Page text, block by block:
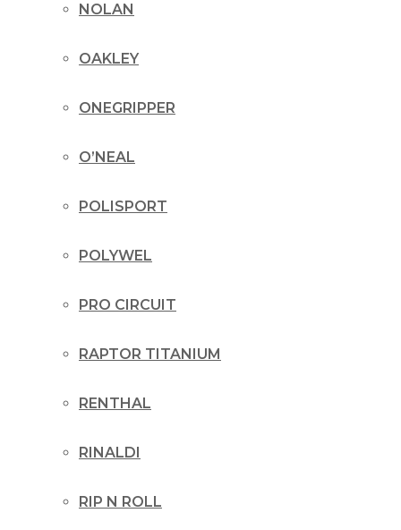
NOLAN
OAKLEY
ONEGRIPPER
O’NEAL
POLISPORT
POLYWEL
PRO CIRCUIT
RAPTOR TITANIUM
RENTHAL
RINALDI
RIP N ROLL